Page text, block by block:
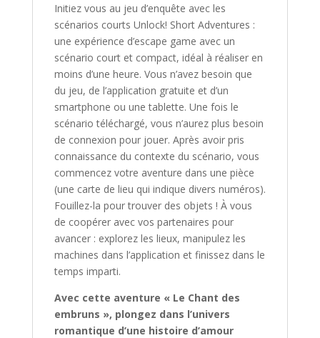
Initiez vous au jeu d’enquête avec les
scénarios courts Unlock! Short Adventures :
une expérience d’escape game avec un
scénario court et compact, idéal à réaliser en
moins d’une heure. Vous n’avez besoin que
du jeu, de l’application gratuite et d’un
smartphone ou une tablette. Une fois le
scénario téléchargé, vous n’aurez plus besoin
de connexion pour jouer. Après avoir pris
connaissance du contexte du scénario, vous
commencez votre aventure dans une pièce
(une carte de lieu qui indique divers numéros).
Fouillez-la pour trouver des objets ! À vous
de coopérer avec vos partenaires pour
avancer : explorez les lieux, manipulez les
machines dans l’application et finissez dans le
temps imparti.
Avec cette aventure « Le Chant des
embruns », plongez dans l’univers
romantique d’une histoire d’amour